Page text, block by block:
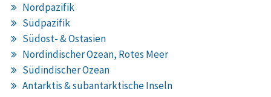
Nordpazifik
Südpazifik
Südost- & Ostasien
Nordindischer Ozean, Rotes Meer
Südindischer Ozean
Antarktis & subantarktische Inseln